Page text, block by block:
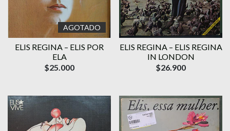
AGOTADO
ELIS REGINA – ELIS POR
ELA
$25.000
ELIS REGINA – ELIS REGINA
IN LONDON
$26.900